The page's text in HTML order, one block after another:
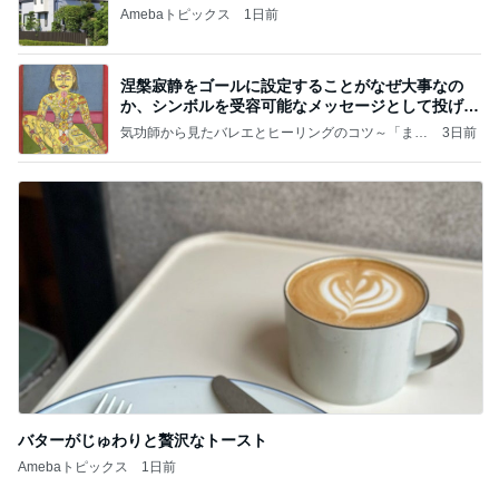
Amebaトピックス 1日前
涅槃寂静をゴールに設定することがなぜ大事なの
か、シンボルを受容可能なメッセージとして投げる
ことが
気功師から見たバレエとヒーリングのコツ～「まと
3日前
バターがじゅわりと贅沢なトースト
Amebaトピックス 1日前